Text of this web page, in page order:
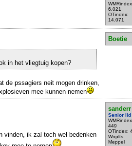
6.021
OTindex:
14.071
Boetie
in het vliegtuig kopen?
de pssagiers neit mogen drinken,
mee kunnen nemen
sanderr
Senior lid
449
OTindex:
Wnplts:
Meppel
vinden, ik zal toch wel bedenken